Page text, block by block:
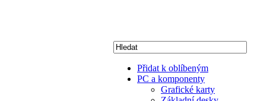
Přidat k oblíbeným
PC a komponenty
Grafické karty